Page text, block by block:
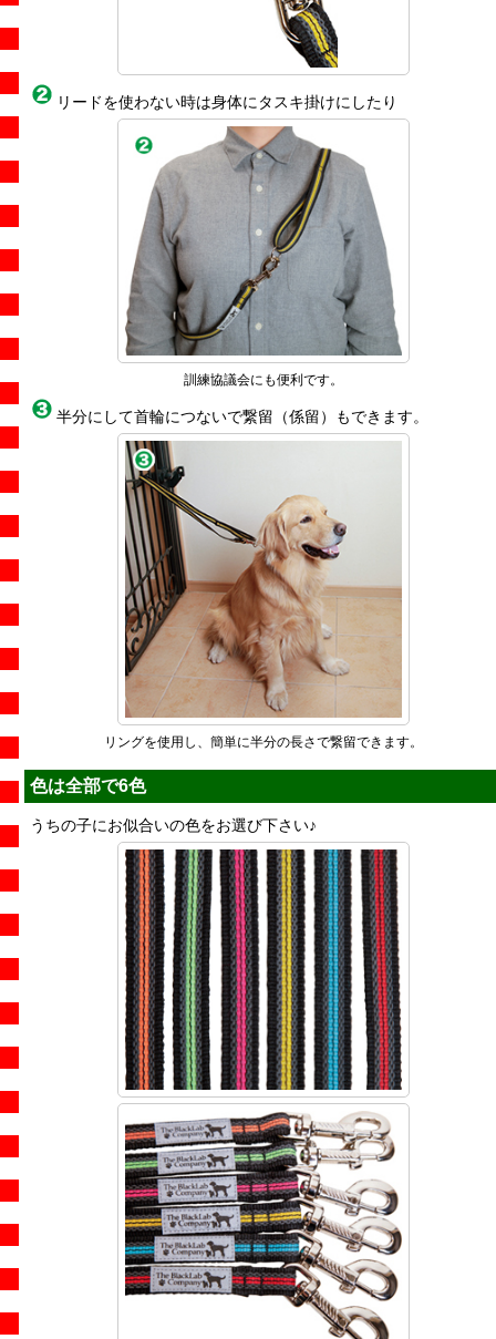
リードを使わない時は身体にタスキ掛けにしたり
訓練協議会にも便利です。
半分にして首輪につないで繋留（係留）もできます。
リングを使用し、簡単に半分の長さで繋留できます。
色は全部で6色
うちの子にお似合いの色をお選び下さい♪